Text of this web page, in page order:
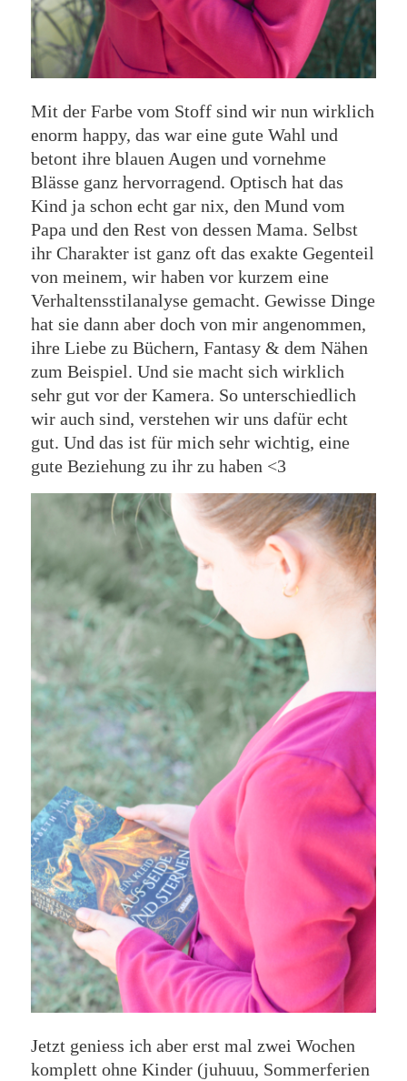
Mit der Farbe vom Stoff sind wir nun wirklich
enorm happy, das war eine gute Wahl und
betont ihre blauen Augen und vornehme
Blässe ganz hervorragend. Optisch hat das
Kind ja schon echt gar nix, den Mund vom
Papa und den Rest von dessen Mama. Selbst
ihr Charakter ist ganz oft das exakte Gegenteil
von meinem, wir haben vor kurzem eine
Verhaltensstilanalyse gemacht. Gewisse Dinge
hat sie dann aber doch von mir angenommen,
ihre Liebe zu Büchern, Fantasy & dem Nähen
zum Beispiel. Und sie macht sich wirklich
sehr gut vor der Kamera. So unterschiedlich
wir auch sind, verstehen wir uns dafür echt
gut. Und das ist für mich sehr wichtig, eine
gute Beziehung zu ihr zu haben <3
Jetzt geniess ich aber erst mal zwei Wochen
komplett ohne Kinder (juhuuu, Sommerferien